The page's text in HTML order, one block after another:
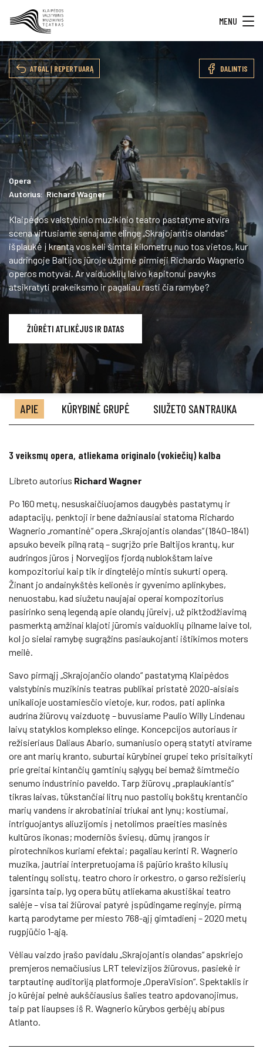
MENU
ATGAL Į REPERTUARĄ DALINTIS
Opera
Autorius: Richard Wagner
Klaipėdos valstybinio muzikinio teatro pastatyme atvira
scena virtusiame senajame elinge „Skrajojantis olandas“
išplaukė į krantą vos keli šimtai kilometrų nuo tos vietos, kur
audringoje Baltijos jūroje užgimė pirmieji Richardo Wagnerio
operos motyvai. Ar vaiduoklių laivo kapitonui pavyks
atsikratyti prakeiksmo ir pagaliau rasti čia ramybę?
ŽIŪRĖTI ATLIKĖJUS IR DATAS
APIE KŪRYBINĖ GRUPĖ SIUŽETO SANTRAUKA
3 veiksmų opera, atliekama originalo (vokiečių) kalba
Libreto autorius Richard Wagner
Po 160 metų, nesuskaičiuojamos daugybės pastatymų ir
adaptacijų, penktoji ir bene dažniausiai statoma Richardo
Wagnerio „romantinė“ opera „Skrajojantis olandas“ (1840–1841)
apsuko beveik pilną ratą – sugrįžo prie Baltijos krantų, kur
audringos jūros į Norvegijos fjordą nublokštam laive
kompozitoriui kaip tik ir dingtelėjo mintis sukurti operą.
Žinant jo andainykštės kelionės ir gyvenimo aplinkybes,
nenuostabu, kad siužetu naujajai operai kompozitorius
pasirinko seną legendą apie olandų jūreivį, už piktžodžiavimą
pasmerktą amžinai klajoti jūromis vaiduoklių pilname laive tol,
kol jo sielai ramybę sugrąžins pasiaukojanti ištikimos moters
meilė.
Savo pirmąjį „Skrajojančio olando“ pastatymą Klaipėdos
valstybinis muzikinis teatras publikai pristatė 2020-aisiais
unikalioje uostamiesčio vietoje, kur, rodos, pati aplinka
audrina žiūrovų vaizduotę – buvusiame Paulio Willy Lindenau
laivų statyklos komplekso elinge. Koncepcijos autoriaus ir
režisieriaus Daliaus Abario, sumaniusio operą statyti atvirame
ore ant marių kranto, suburtai kūrybinei grupei teko prisitaikyti
prie greitai kintančių gamtinių sąlygų bei bemaž šimtmečio
senumo industrinio paveldo. Tarp žiūrovų „praplaukiantis“
tikras laivas, tūkstančiai litrų nuo pastolių bokštų krentančio
marių vandens ir akrobatiniai triukai ant lynų; kostiumai,
intriguojantys aliuzijomis į netolimos praeities masinės
kultūros ikonas; moderniõs šviesų, dūmų įrangos ir
pirotechnikos kuriami efektai; pagaliau kerinti R. Wagnerio
muzika, jautriai interpretuojama iš pajūrio krašto kilusių
talentingų solistų, teatro choro ir orkestro, o garso režisierių
įgarsinta taip, lyg opera būtų atliekama akustiškai teatro
salėje – visa tai žiūrovai patyrė įspūdingame reginyje, pirmą
kartą parodytame per miesto 768-ąjį gimtadienį – 2020 metų
rugpjūčio 1-ąją.
Vėliau vaizdo įrašo pavidalu „Skrajojantis olandas“ apskriejo
premjeros nemačiusius LRT televizijos žiūrovus, pasiekė ir
tarptautinę auditoriją platformoje „OperaVision“. Spektaklis ir
jo kūrėjai pelnė aukščiausius šalies teatro apdovanojimus,
taip pat liaupses iš R. Wagnerio kūrybos gerbėjų abipus
Atlanto.